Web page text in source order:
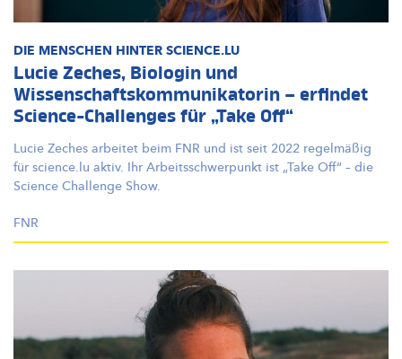
DIE MENSCHEN HINTER SCIENCE.LU
Lucie Zeches, Biologin und
Wissenschaftskommunikatorin – erfindet
Science-Challenges für „Take Off“
Lucie Zeches arbeitet beim FNR und ist seit 2022 regelmäßig
für science.lu aktiv. Ihr Arbeitsschwerpunkt ist „Take Off“ – die
Science Challenge Show.
FNR